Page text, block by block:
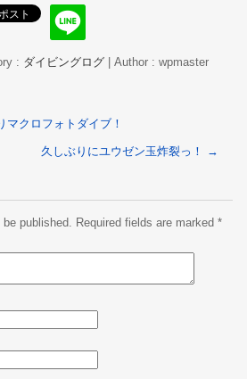
: ダイビングログ
Author : wpmaster
マクロフォトダイブ！
久しぶりにユウゼン玉炸裂っ！ →
published. Required fields are marked *